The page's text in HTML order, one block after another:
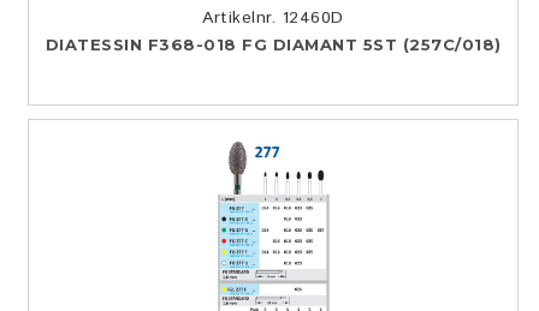
Artikelnr. 12460D
DIATESSIN F368-018 FG DIAMANT 5ST (257C/018)